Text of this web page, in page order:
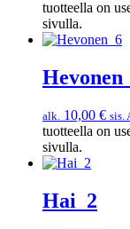
tuotteella on
sivulla.
alk. 10,00 € sis.
tuotteella on
sivulla.
Hai_2